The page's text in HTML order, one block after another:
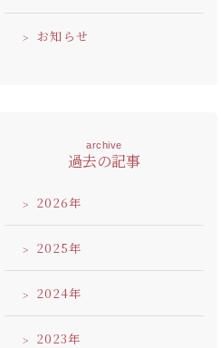
お知らせ
archive
過去の記事
2026
2025
2024
2023